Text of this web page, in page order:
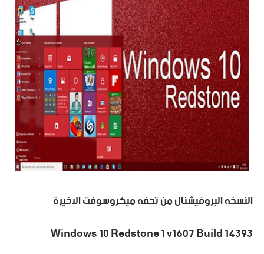
النسخه البروفيشنال من تحفه ميكروسوفت الاخيرة
Windows 10 Redstone 1 v1607 Build 14393